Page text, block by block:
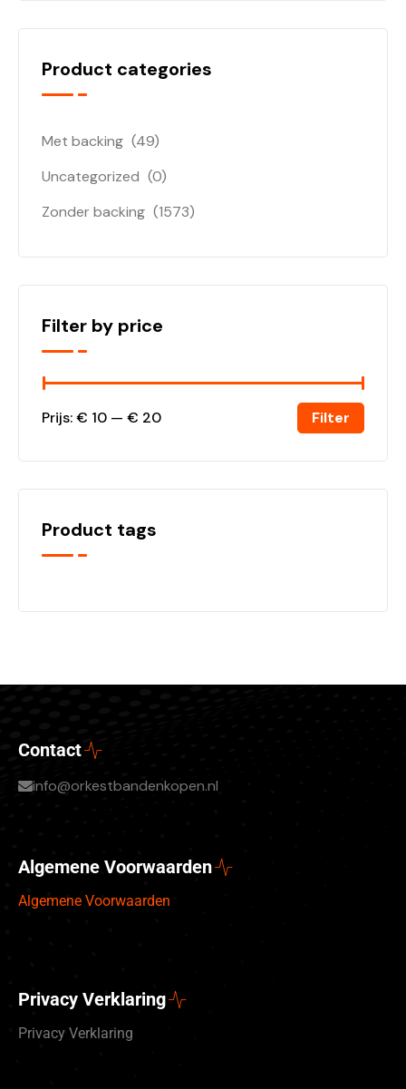
Product categories
Met backing (49)
Uncategorized (0)
Zonder backing (1573)
Filter by price
Filter
Prijs:€ 10 — € 20
Product tags
Contact
info@orkestbandenkopen.nl
Algemene Voorwaarden
Algemene Voorwaarden
Privacy Verklaring
Privacy Verklaring